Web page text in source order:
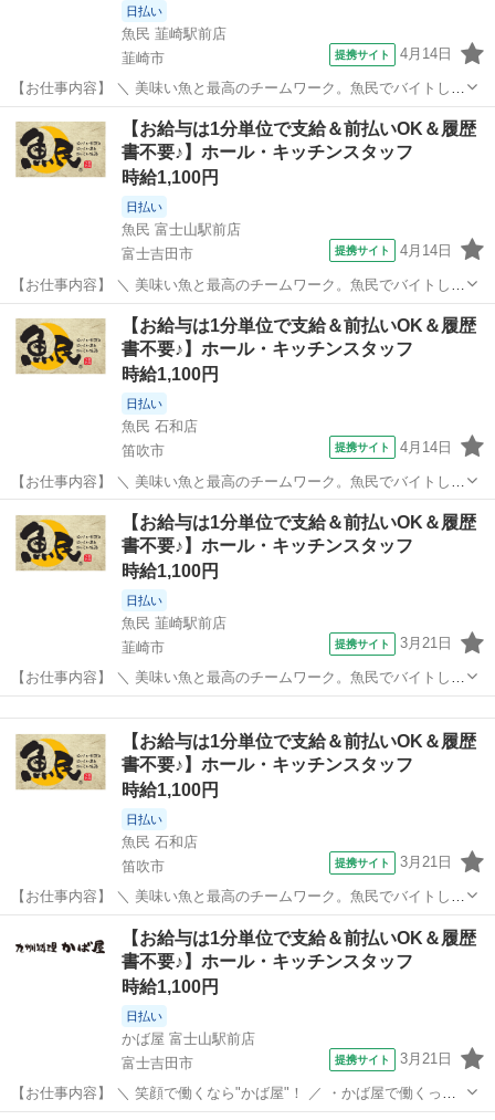
日払い
魚民 韮崎駅前店
韮崎市
提携サイト 4月14日
【お仕事内容】 ＼ 美味い魚と最高のチームワーク。魚民でバイトしよ
う！ ／ ・魚民で働くってこんな感じ！
―――――――――――――― 「魚民」は、気取らない和の空間でお
いしい料理と時間を楽しめる居酒屋です。 和風を大切に...
居酒屋
【お給与は1分単位で支給＆前払いOK＆履歴
書不要♪】ホール・キッチンスタッフ
時給1,100円
日払い
魚民 富士山駅前店
富士吉田市
提携サイト 4月14日
【お仕事内容】 ＼ 美味い魚と最高のチームワーク。魚民でバイトしよ
う！ ／ ・魚民で働くってこんな感じ！
―――――――――――――― 「魚民」は、気取らない和の空間でお
いしい料理と時間を楽しめる居酒屋です。 和風を大切に...
富士吉田市 居酒屋
【お給与は1分単位で支給＆前払いOK＆履歴
書不要♪】ホール・キッチンスタッフ
時給1,100円
日払い
魚民 石和店
笛吹市
提携サイト 4月14日
【お仕事内容】 ＼ 美味い魚と最高のチームワーク。魚民でバイトしよ
う！ ／ ・魚民で働くってこんな感じ！
―――――――――――――― 「魚民」は、気取らない和の空間でお
いしい料理と時間を楽しめる居酒屋です。 和風を大切に...
居酒屋
【お給与は1分単位で支給＆前払いOK＆履歴
書不要♪】ホール・キッチンスタッフ
時給1,100円
日払い
魚民 韮崎駅前店
韮崎市
提携サイト 3月21日
【お仕事内容】 ＼ 美味い魚と最高のチームワーク。魚民でバイトしよ
う！ ／ ・魚民で働くってこんな感じ！
―――――――――――――― 「魚民」は、気取らない和の空間でお
いしい料理と時間を楽しめる居酒屋です。 和風を大切に...
【お給与は1分単位で支給＆前払いOK＆履歴
書不要♪】ホール・キッチンスタッフ
時給1,100円
日払い
魚民 石和店
笛吹市
提携サイト 3月21日
【お仕事内容】 ＼ 美味い魚と最高のチームワーク。魚民でバイトしよ
う！ ／ ・魚民で働くってこんな感じ！
―――――――――――――― 「魚民」は、気取らない和の空間でお
いしい料理と時間を楽しめる居酒屋です。 和風を大切に...
居酒屋
【お給与は1分単位で支給＆前払いOK＆履歴
書不要♪】ホール・キッチンスタッフ
時給1,100円
日払い
かば屋 富士山駅前店
富士吉田市
提携サイト 3月21日
【お仕事内容】 ＼ 笑顔で働くなら"かば屋"！ ／ ・かば屋で働くって
こんな感じ！ ――――――――――――――― かば屋は、気軽に立ち